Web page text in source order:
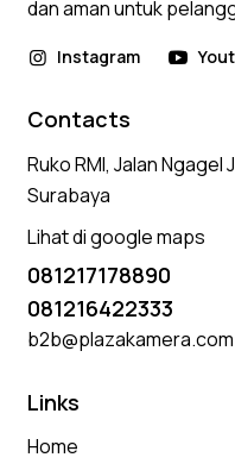
dan aman untuk
Instagram
Contacts
Ruko RMI, Jalan Ngagel
Surabaya
Lihat di google maps
081217178890
081216422333
b2b@plazakamera.com
Links
Home